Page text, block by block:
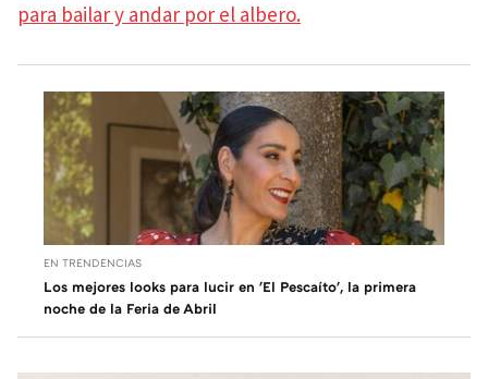
para bailar y andar por el albero.
EN TRENDENCIAS
Los mejores looks para lucir en 'El Pescaíto', la primera
noche de la Feria de Abril